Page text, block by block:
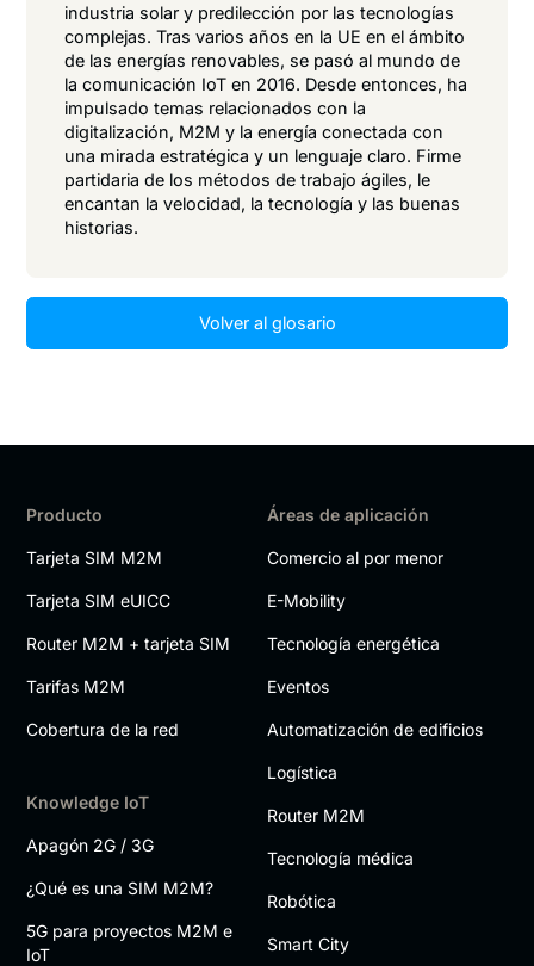
industria solar y predilección por las tecnologías
complejas. Tras varios años en la UE en el ámbito
de las energías renovables, se pasó al mundo de
la comunicación IoT en 2016. Desde entonces, ha
impulsado temas relacionados con la
digitalización, M2M y la energía conectada con
una mirada estratégica y un lenguaje claro. Firme
partidaria de los métodos de trabajo ágiles, le
encantan la velocidad, la tecnología y las buenas
historias.
Volver al glosario
Producto
Tarjeta SIM M2M
Tarjeta SIM eUICC
Router M2M + tarjeta SIM
Tarifas M2M
Cobertura de la red
Knowledge IoT
Apagón 2G / 3G
¿Qué es una SIM M2M?
5G para proyectos M2M e
IoT
Áreas de aplicación
Comercio al por menor
E-Mobility
Tecnología energética
Eventos
Automatización de edificios
Logística
Router M2M
Tecnología médica
Robótica
Smart City